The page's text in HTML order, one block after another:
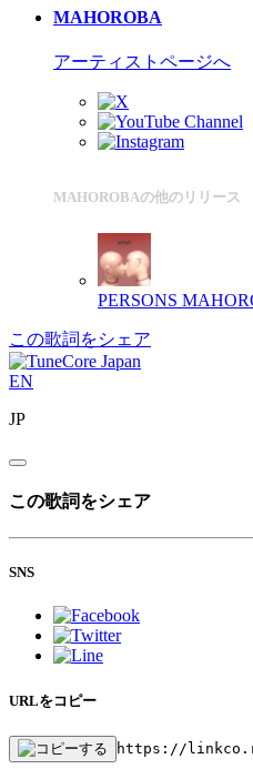
MAHOROBA
アーティストページへ
MAHOROBAの他のリリース
PERSONS
この歌詞をシェア
EN
JP
この歌詞をシェア
SNS
URLをコピー
https://